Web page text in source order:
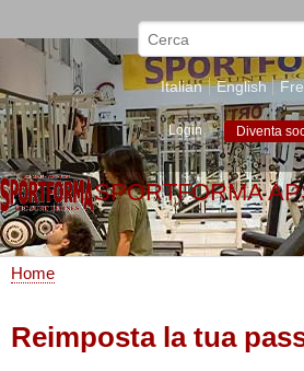
contenuto
principale
Cerca
Italian English
Login Diventa
SPORTFORMA
di
pane
Home
Reimposta la tua